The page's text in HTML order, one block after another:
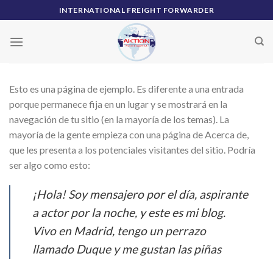
to
content
INTERNATIONAL FREIGHT FORWARDER
Esto es una página de ejemplo. Es diferente a una entrada
porque permanece fija en un lugar y se mostrará en la
navegación de tu sitio (en la mayoría de los temas). La
mayoría de la gente empieza con una página de Acerca de,
que les presenta a los potenciales visitantes del sitio. Podría
ser algo como esto:
¡Hola! Soy mensajero por el día, aspirante
a actor por la noche, y este es mi blog.
Vivo en Madrid, tengo un perrazo
llamado Duque y me gustan las piñas